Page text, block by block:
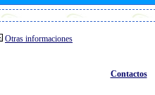
Otras informaciones
Contactos